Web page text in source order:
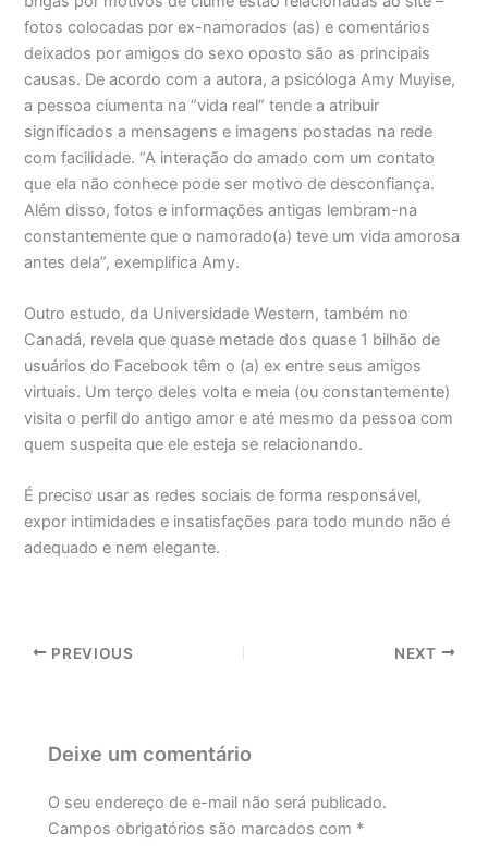
fotos colocadas por ex-namorados (as) e comentários
deixados por amigos do sexo oposto são as principais
causas. De acordo com a autora, a psicóloga Amy Muyise,
a pessoa ciumenta na “vida real” tende a atribuir
significados a mensagens e imagens postadas na rede
com facilidade. “A interação do amado com um contato
que ela não conhece pode ser motivo de desconfiança.
Além disso, fotos e informações antigas lembram-na
constantemente que o namorado(a) teve um vida amorosa
antes dela”, exemplifica Amy.
Outro estudo, da Universidade Western, também no
Canadá, revela que quase metade dos quase 1 bilhão de
usuários do Facebook têm o (a) ex entre seus amigos
virtuais. Um terço deles volta e meia (ou constantemente)
visita o perfil do antigo amor e até mesmo da pessoa com
quem suspeita que ele esteja se relacionando.
É preciso usar as redes sociais de forma responsável,
expor intimidades e insatisfações para todo mundo não é
adequado e nem elegante.
PREVIOUS NEXT
Deixe um comentário
O seu endereço de e-mail não será publicado.
Campos obrigatórios são marcados com *